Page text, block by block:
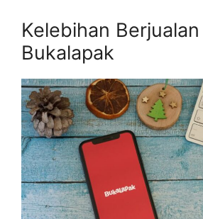
Kelebihan
Bukalapak